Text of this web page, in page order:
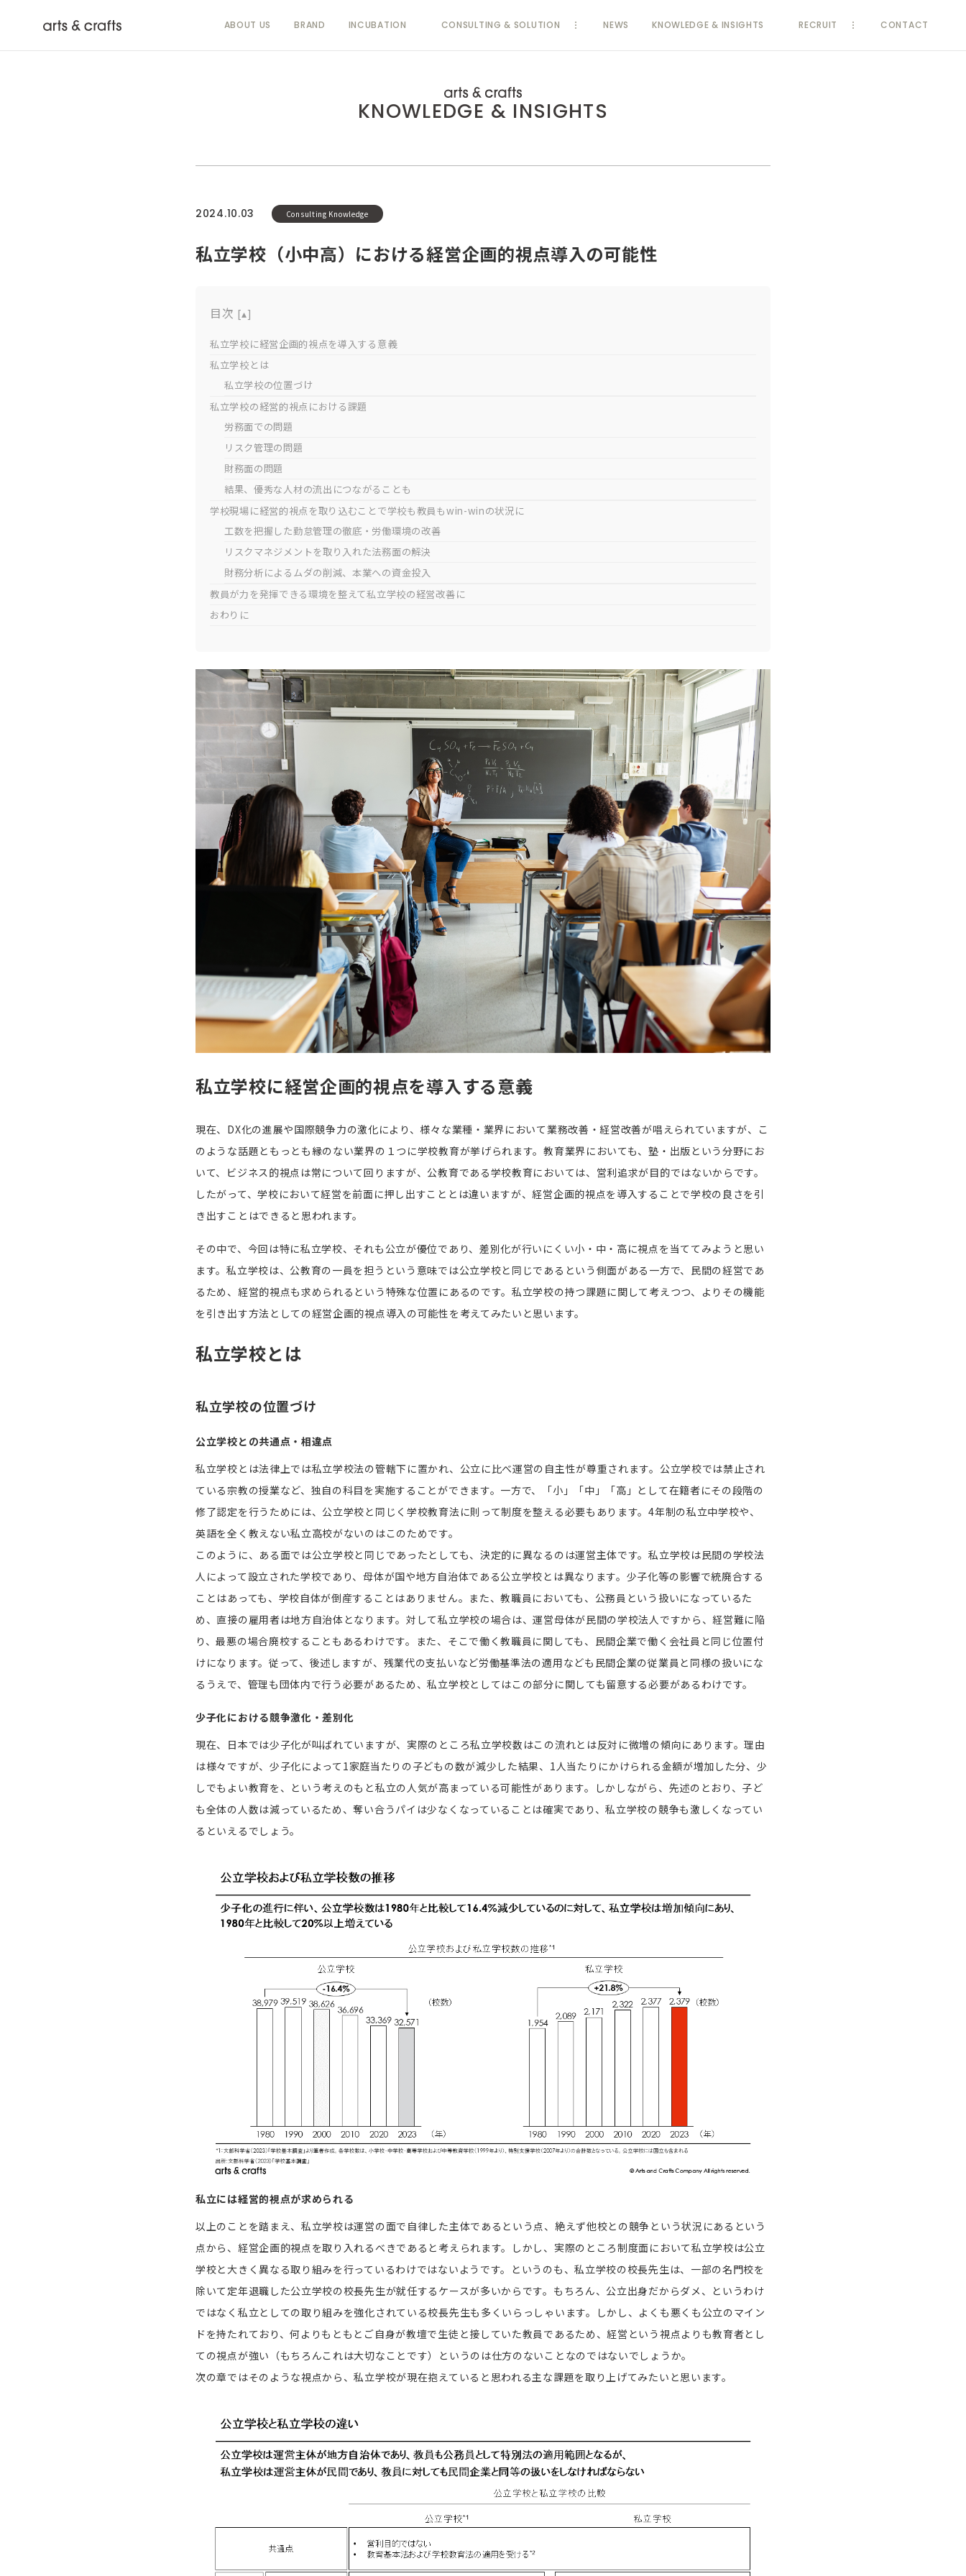
ABOUT US BRAND INCUBATION CONSULTING & SOLUTION NEWS KNOWLEDGE & INSIGHTS RECRUIT CONTACT
KNOWLEDGE & INSIGHTS
2024.10.03 Consulting Knowledge
私立学校（小中高）における経営企画的視点導入の可能性
目次 [▴]
私立学校に経営企画的視点を導入する意義
私立学校とは
私立学校の位置づけ
私立学校の経営的視点における課題
労務面での問題
リスク管理の問題
財務面の問題
結果、優秀な人材の流出につながることも
学校現場に経営的視点を取り込むことで学校も教員もwin-winの状況に
工数を把握した勤怠管理の徹底・労働環境の改善
リスクマネジメントを取り入れた法務面の解決
財務分析によるムダの削減、本業への資金投入
教員が力を発揮できる環境を整えて私立学校の経営改善に
おわりに
私立学校に経営企画的視点を導入する意義
現在、 DX化の進展や国際競争力の激化により、様々な業種・業界において業務改善・経営改善が唱えられていますが、こ
のような話題ともっとも縁のない業界の１つに学校教育が挙げられます。教育業界においても、塾・出版という分野にお
いて、ビジネス的視点は常について回りますが、公教育である学校教育においては、営利追求が目的ではないからです。
したがって、学校において経営を前面に押し出すこととは違いますが、経営企画的視点を導入することで学校の良さを引
き出すことはできると思われます。
その中で、今回は特に私立学校、それも公立が優位であり、差別化が行いにくい小・中・高に視点を当ててみようと思い
ます。私立学校は、公教育の一員を担うという意味では公立学校と同じであるという側面がある一方で、民間の経営であ
るため、経営的視点も求められるという特殊な位置にあるのです。私立学校の持つ課題に関して考えつつ、よりその機能
を引き出す方法としての経営企画的視点導入の可能性を考えてみたいと思います。
私立学校とは
私立学校の位置づけ
公立学校との共通点・相違点
私立学校とは法律上では私立学校法の管轄下に置かれ、公立に比べ運営の自主性が尊重されます。公立学校では禁止され
ている宗教の授業など、独自の科目を実施することができます。一方で、「小」「中」「高」として在籍者にその段階の
修了認定を行うためには、公立学校と同じく学校教育法に則って制度を整える必要もあります。4年制の私立中学校や、
英語を全く教えない私立高校がないのはこのためです。
このように、ある面では公立学校と同じであったとしても、決定的に異なるのは運営主体です。私立学校は民間の学校法
人によって設立された学校であり、母体が国や地方自治体である公立学校とは異なります。少子化等の影響で統廃合する
ことはあっても、学校自体が倒産することはありません。また、教職員においても、公務員という扱いになっているた
め、直接の雇用者は地方自治体となります。対して私立学校の場合は、運営母体が民間の学校法人ですから、経営難に陥
り、最悪の場合廃校することもあるわけです。また、そこで働く教職員に関しても、民間企業で働く会社員と同じ位置付
けになります。従って、後述しますが、残業代の支払いなど労働基準法の適用なども民間企業の従業員と同様の扱いにな
るうえで、管理も団体内で行う必要があるため、私立学校としてはこの部分に関しても留意する必要があるわけです。
少子化における競争激化・差別化
現在、日本では少子化が叫ばれていますが、実際のところ私立学校数はこの流れとは反対に微増の傾向にあります。理由
は様々ですが、少子化によって 1 家庭当たりの子どもの数が減少した結果、 1 人当たりにかけられる金額が増加した分、少
しでもよい教育を、という考えのもと私立の人気が高まっている可能性があります。しかしながら、先述のとおり、子ど
も全体の人数は減っているため、奪い合うパイは少なくなっていることは確実であり、私立学校の競争も激しくなってい
るといえるでしょう。
私立には経営的視点が求められる
以上のことを踏まえ、私立学校は運営の面で自律した主体であるという点、絶えず他校との競争という状況にあるという
点から、経営企画的視点を取り入れるべきであると考えられます。しかし、実際のところ制度面において私立学校は公立
学校と大きく異なる取り組みを行っているわけではないようです。というのも、私立学校の校長先生は、一部の名門校を
除いて定年退職した公立学校の校長先生が就任するケースが多いからです。もちろん、公立出身だからダメ、というわけ
ではなく私立としての取り組みを強化されている校長先生も多くいらっしゃいます。しかし、よくも悪くも公立のマイン
ドを持たれており、何よりもともとご自身が教壇で生徒と接していた教員であるため、経営という視点よりも教育者とし
ての視点が強い（もちろんこれは大切なことです）というのは仕方のないことなのではないでしょうか。
次の章ではそのような視点から、私立学校が現在抱えていると思われる主な課題を取り上げてみたいと思います。